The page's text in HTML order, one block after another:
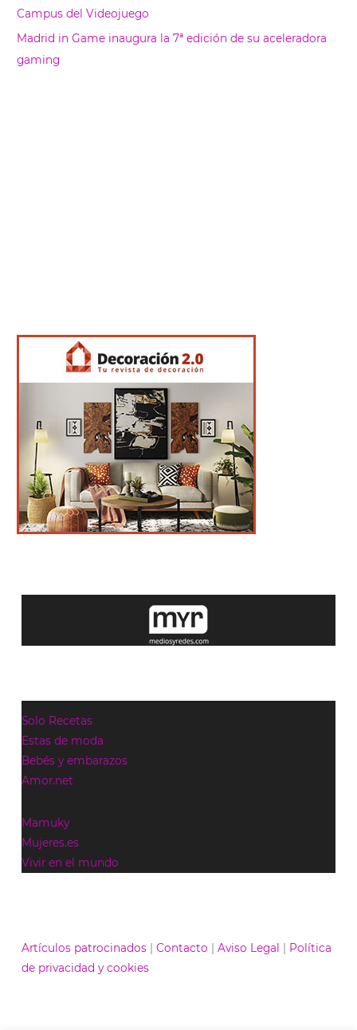
Campus del Videojuego
Madrid in Game inaugura la 7ª edición de su aceleradora
gaming
Solo Recetas
Estas de moda
Bebés y embarazos
Amor.net
Mamuky
Mujeres.es
Vivir en el mundo
Artículos patrocinados |Contacto |Aviso Legal
Política
de privacidad y cookies